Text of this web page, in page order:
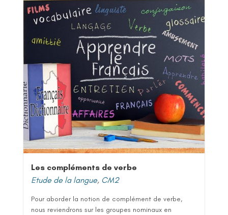
Les compléments de verbe
Etude de la langue, CM2
Pour aborder la notion de complément de verbe,
nous reviendrons sur les groupes nominaux en